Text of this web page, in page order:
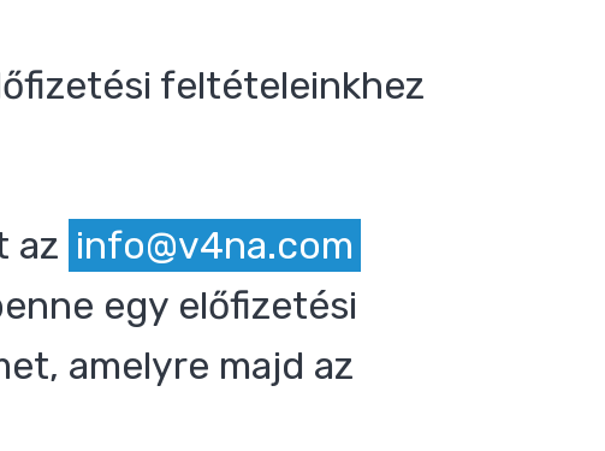
feltételeinkhez
az info@v4na.com
egy előfizetési
amelyre majd az